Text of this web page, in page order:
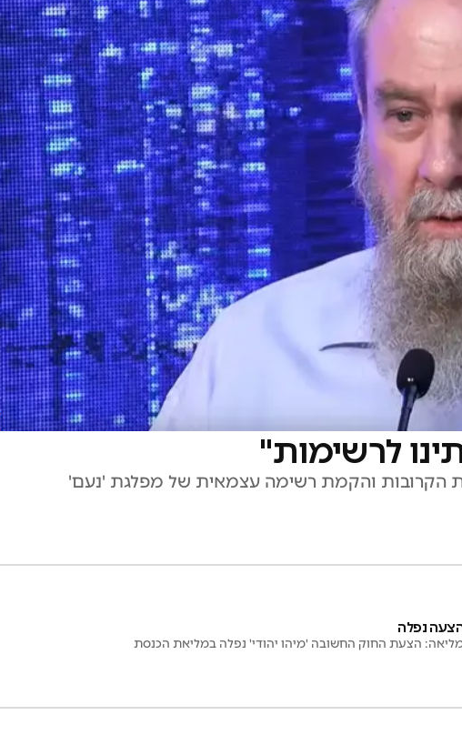
לרשימות"
הקרובות והקמת רשימה עצמאית של מפלגת 'נעם'
נפלה
הצעת החוק החשובה 'מיהו יהודי' נפלה במליאת הכנסת